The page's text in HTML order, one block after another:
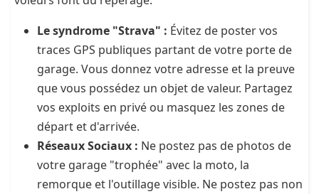
Le syndrome "Strava" : Évitez de poster vos
traces GPS publiques partant de votre porte de
garage. Vous donnez votre adresse et la preuve
que vous possédez un objet de valeur. Partagez
vos exploits en privé ou masquez les zones de
départ et d'arrivée.
Réseaux Sociaux : Ne postez pas de photos de
votre garage "trophée" avec la moto, la
remorque et l'outillage visible. Ne postez pas non